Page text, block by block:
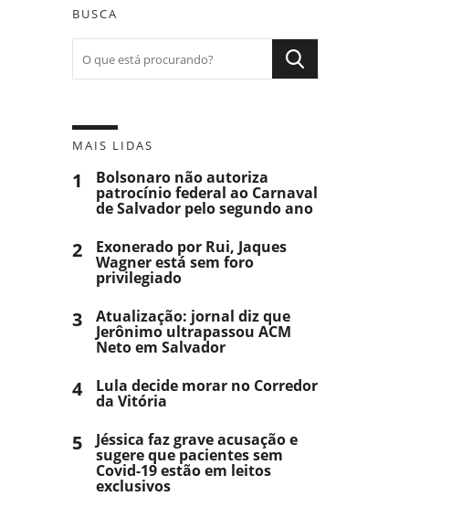
BUSCA
MAIS LIDAS
1 Bolsonaro não autoriza
patrocínio federal ao Carnaval
de Salvador pelo segundo ano
2 Exonerado por Rui, Jaques
Wagner está sem foro
privilegiado
3 Atualização: jornal diz que
Jerônimo ultrapassou ACM
Neto em Salvador
4 Lula decide morar no Corredor
da Vitória
5 Jéssica faz grave acusação e
sugere que pacientes sem
Covid-19 estão em leitos
exclusivos